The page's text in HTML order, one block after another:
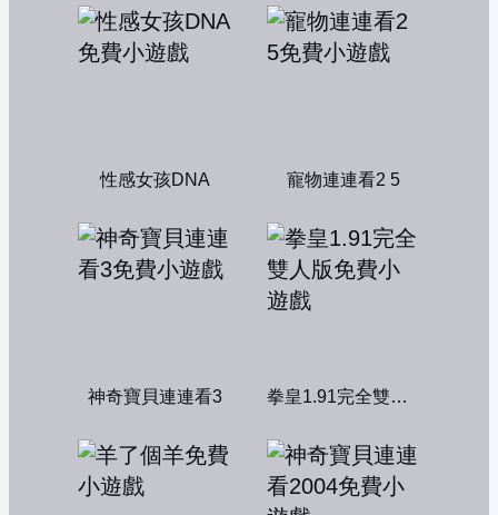
性感女孩DNA 寵物連連看2 5
神奇寶貝連連看3 拳皇1.91完全雙人版